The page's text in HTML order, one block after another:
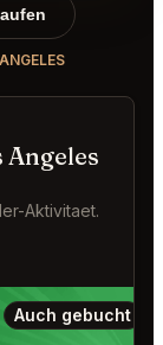
Angeles
Aktivitaet.
Auch gebucht